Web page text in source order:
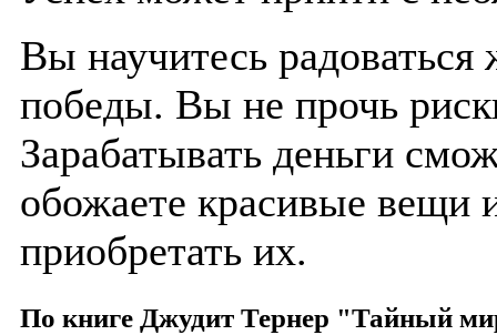
Вы научитесь
победы. Вы не прочь
Зарабатывать деньги
обожаете красивые вещи
приобретать их.
По книге Джудит Тернер "Тайный